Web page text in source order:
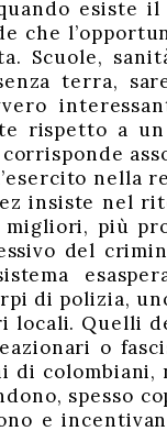
esiste
che
Scuole,
terra,
rispetto a
nella
insiste nel
migliori, più
del
di polizia,
locali. Quelli
o
di
spesso
e